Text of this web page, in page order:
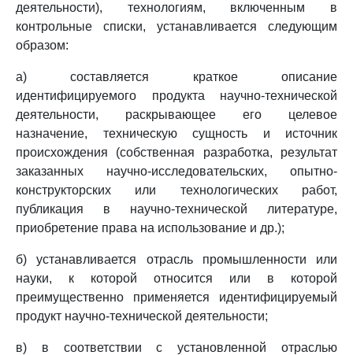
деятельности), технологиям, включенным в
контрольные списки, устанавливается следующим
образом:
а) составляется краткое описание
идентифицируемого продукта научно-технической
деятельности, раскрывающее его целевое
назначение, техническую сущность и источник
происхождения (собственная разработка, результат
заказанных научно-исследовательских, опытно-
конструкторских или технологических работ,
публикация в научно-технической литературе,
приобретение права на использование и др.);
б) устанавливается отрасль промышленности или
науки, к которой относится или в которой
преимущественно применяется идентифицируемый
продукт научно-технической деятельности;
в) в соответствии с установленной отраслью